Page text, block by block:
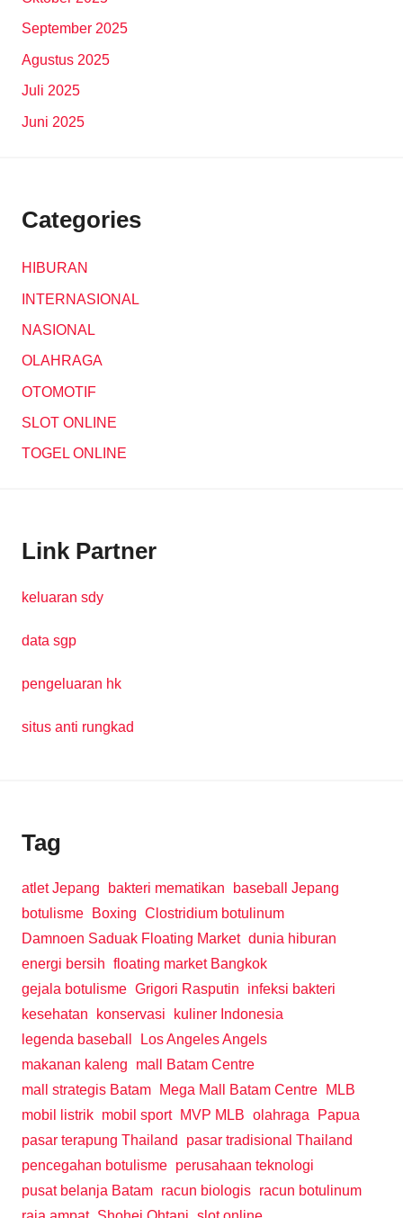
September 2025
Agustus 2025
Juli 2025
Juni 2025
Categories
HIBURAN
INTERNASIONAL
NASIONAL
OLAHRAGA
OTOMOTIF
SLOT ONLINE
TOGEL ONLINE
Link Partner
keluaran sdy
data sgp
pengeluaran hk
situs anti rungkad
Tag
atlet Jepang bakteri mematikan
baseball Jepang
botulisme
Boxing Clostridium botulinum
Damnoen Saduak Floating Market dunia hiburan
energi bersih floating market Bangkok
gejala botulisme Grigori Rasputin
infeksi bakteri
kesehatan
konservasi
kuliner Indonesia
legenda baseball
Los Angeles Angels
makanan kaleng
mall Batam Centre
mall strategis Batam
Mega Mall Batam Centre
MLB
mobil listrik mobil sport MVP MLB olahraga
Papua
pasar terapung Thailand
pasar tradisional Thailand
pencegahan botulisme perusahaan teknologi
pusat belanja Batam racun biologis racun botulinum